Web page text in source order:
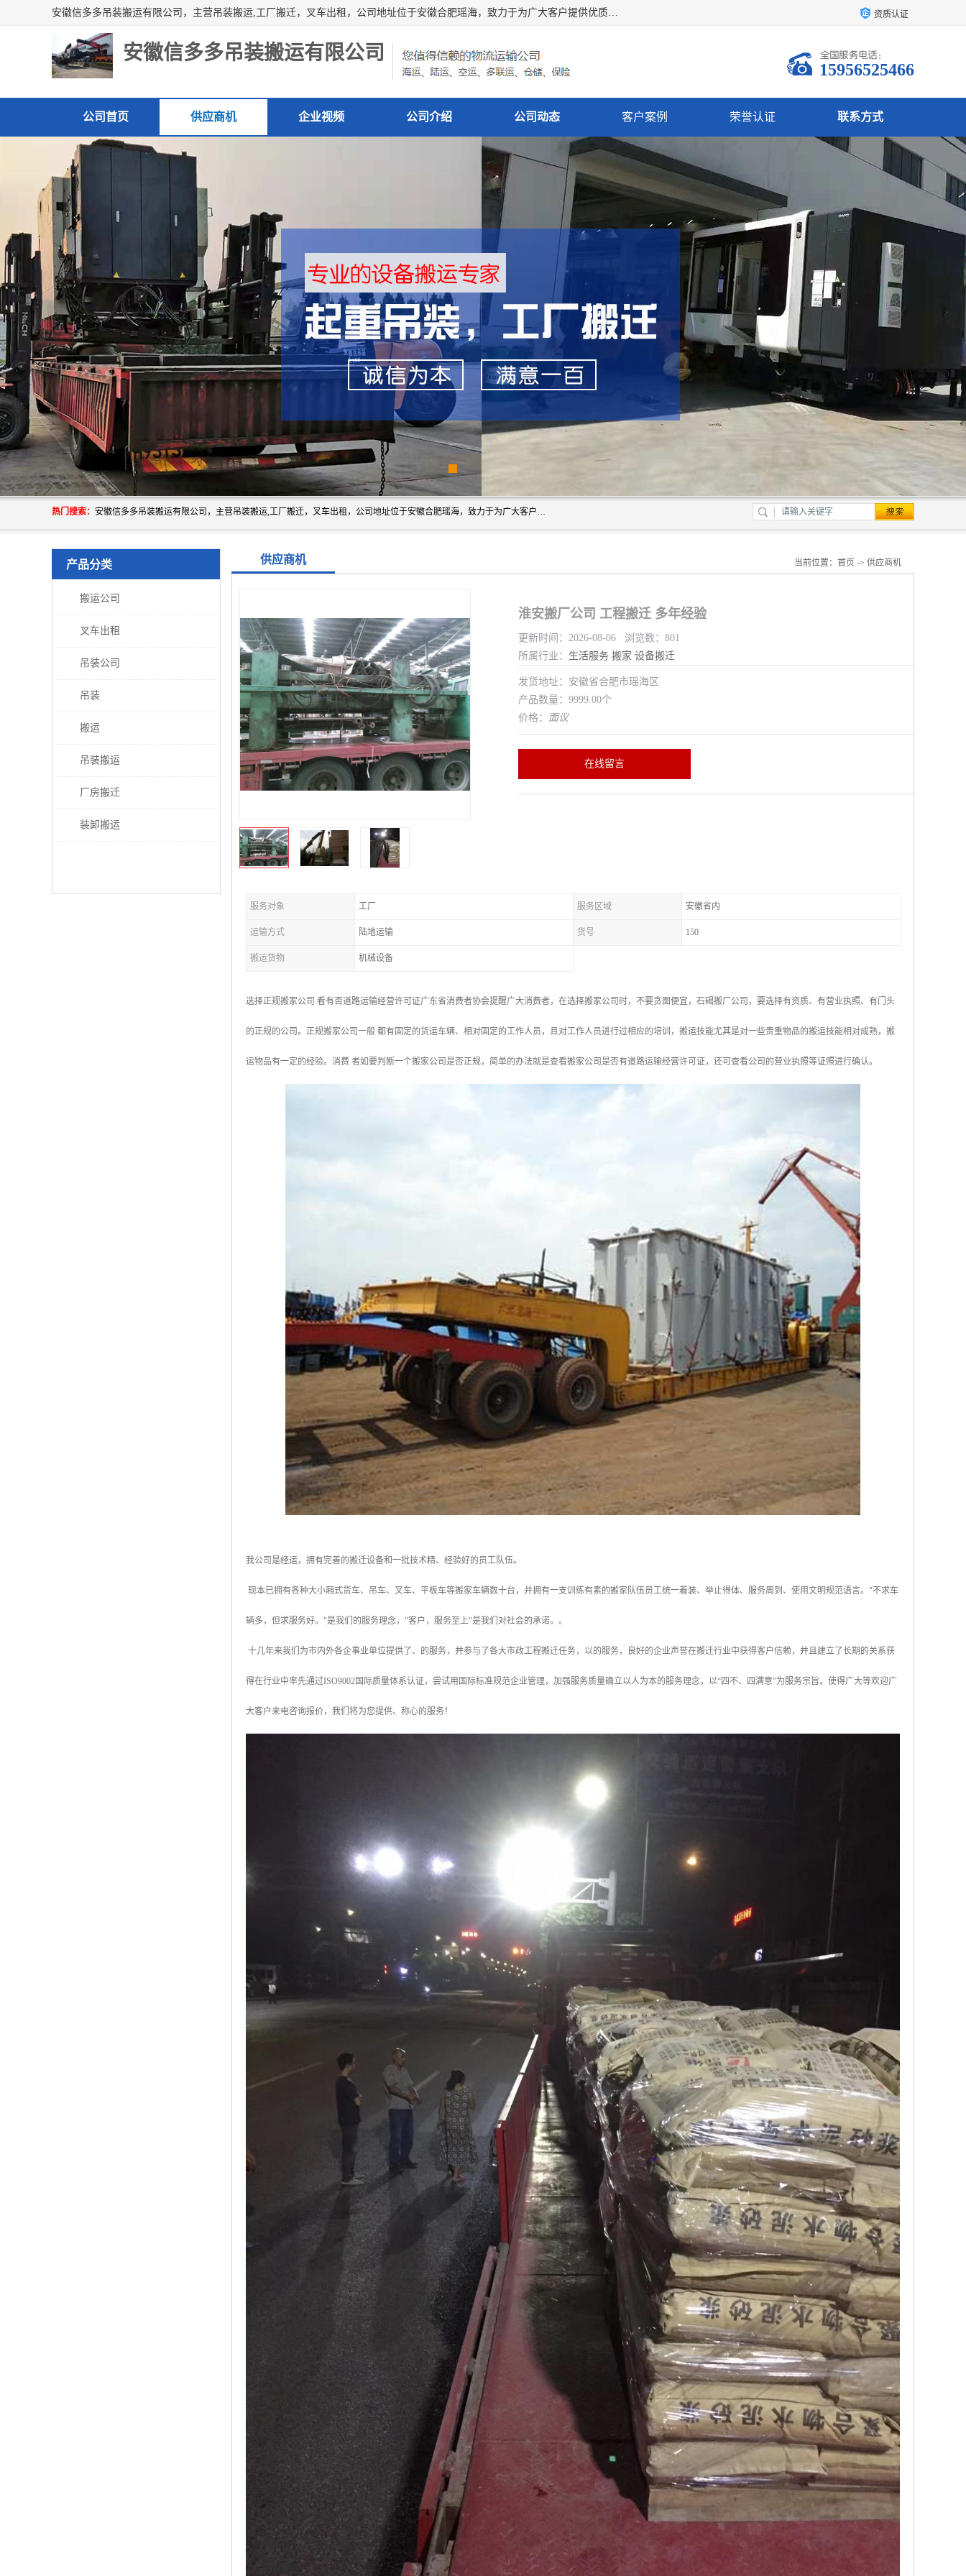
安徽信多多吊装搬运有限公司，主营吊装搬运,工厂搬迁，叉车出租，公司地址位于安徽合肥瑶海，致力于为广大客户提供优质的产品/服务，如果您对我公司的产品服务感兴趣，请联系[安徽信多多吊装搬运有限公司]，期待您的来电。 资质认证
安徽信多多吊装搬运有限公司
15956525466
公司首页 供应商机 企业视频 公司介绍 公司动态 客户案例 荣誉认证 联系方式
热门搜索： 安徽信多多吊装搬运有限公司，主营吊装搬运,工厂搬迁，叉车出租，公司地址位于安徽合肥瑶海，致力于为广大客户提供优质的产品/服务，如果您对我公司的产品服务感兴趣，请联系[安徽信多多吊装搬运有限公司]，期待您的来电。
产品分类
搬运公司
叉车出租
吊装公司
吊装
搬运
吊装搬运
厂房搬迁
装卸搬运
供应商机 当前位置： 首页 -> 供应商机
淮安搬厂公司 工程搬迁 多年经验
更新时间：2026-08-06 浏览数：801
所属行业： 生活服务 搬家 设备搬迁
发货地址：安徽省合肥市瑶海区
产品数量：9999.00个
价格： 面议
在线留言
服务对象 工厂 服务区域 安徽省内
运输方式 陆地运输 货号 150
搬运货物 机械设备
选择正规搬家公司 看有否道路运输经营许可证广东省消费者协会提醒广大消费者，在选择搬家公司时，不要贪图便宜，石碣搬厂公司，要选择有资质、有营业执照、有门头
的正规的公司。正规搬家公司一般 都有固定的货运车辆、相对固定的工作人员，且对工作人员进行过相应的培训，搬运技能尤其是对一些贵重物品的搬运技能相对成熟，搬
运物品有一定的经验。消费 者如要判断一个搬家公司是否正规，简单的办法就是查看搬家公司是否有道路运输经营许可证，还可查看公司的营业执照等证照进行确认。
我公司是经运，拥有完善的搬迁设备和一批技术精、经验好的员工队伍。
现本已拥有各种大小厢式货车、吊车、叉车、平板车等搬家车辆数十台，并拥有一支训练有素的搬家队伍员工统一着装、举止得体、服务周到、使用文明规范语言。"不求车
辆多，但求服务好。"是我们的服务理念，"客户，服务至上"是我们对社会的承诺。。
十几年来我们为市内外各企事业单位提供了、的服务，并参与了各大市政工程搬迁任务，以的服务，良好的企业声誉在搬迁行业中获得客户信赖，并且建立了长期的关系获
得在行业中率先通过ISO9002国际质量体系认证，尝试用国际标准规范企业管理，加强服务质量确立以人为本的服务理念，以“四不、四满意”为服务宗旨。使得广大等欢迎广
大客户来电咨询报价，我们将为您提供、称心的服务！